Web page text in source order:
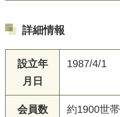
詳細情報
設立年
月日
1987/4/1
会員数 約1900世帯